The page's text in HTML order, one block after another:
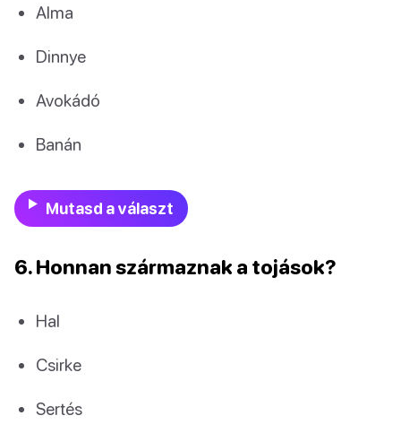
Alma
Dinnye
Avokádó
Banán
Mutasd a választ
6. Honnan származnak a tojások?
Hal
Csirke
Sertés